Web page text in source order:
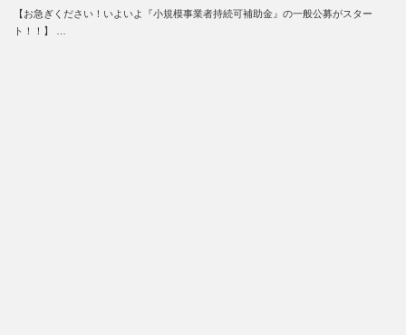
【お急ぎください！いよいよ『小規模事業者持続可補助金』の一般公募がスター
ト！！】 …